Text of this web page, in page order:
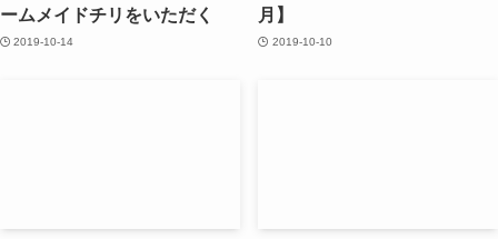
ームメイドチリをいただく
2019-10-14
月】
2019-10-10